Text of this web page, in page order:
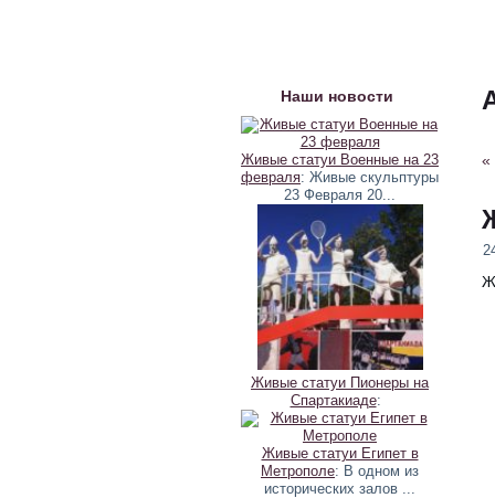
Наши новости
Живые статуи Военные на 23
февраля: Живые скульптуры
23 Февраля 20...
Живые статуи Пионеры на
Спартакиаде:
Живые статуи Египет в
Метрополе: В одном из
исторических залов ...
«